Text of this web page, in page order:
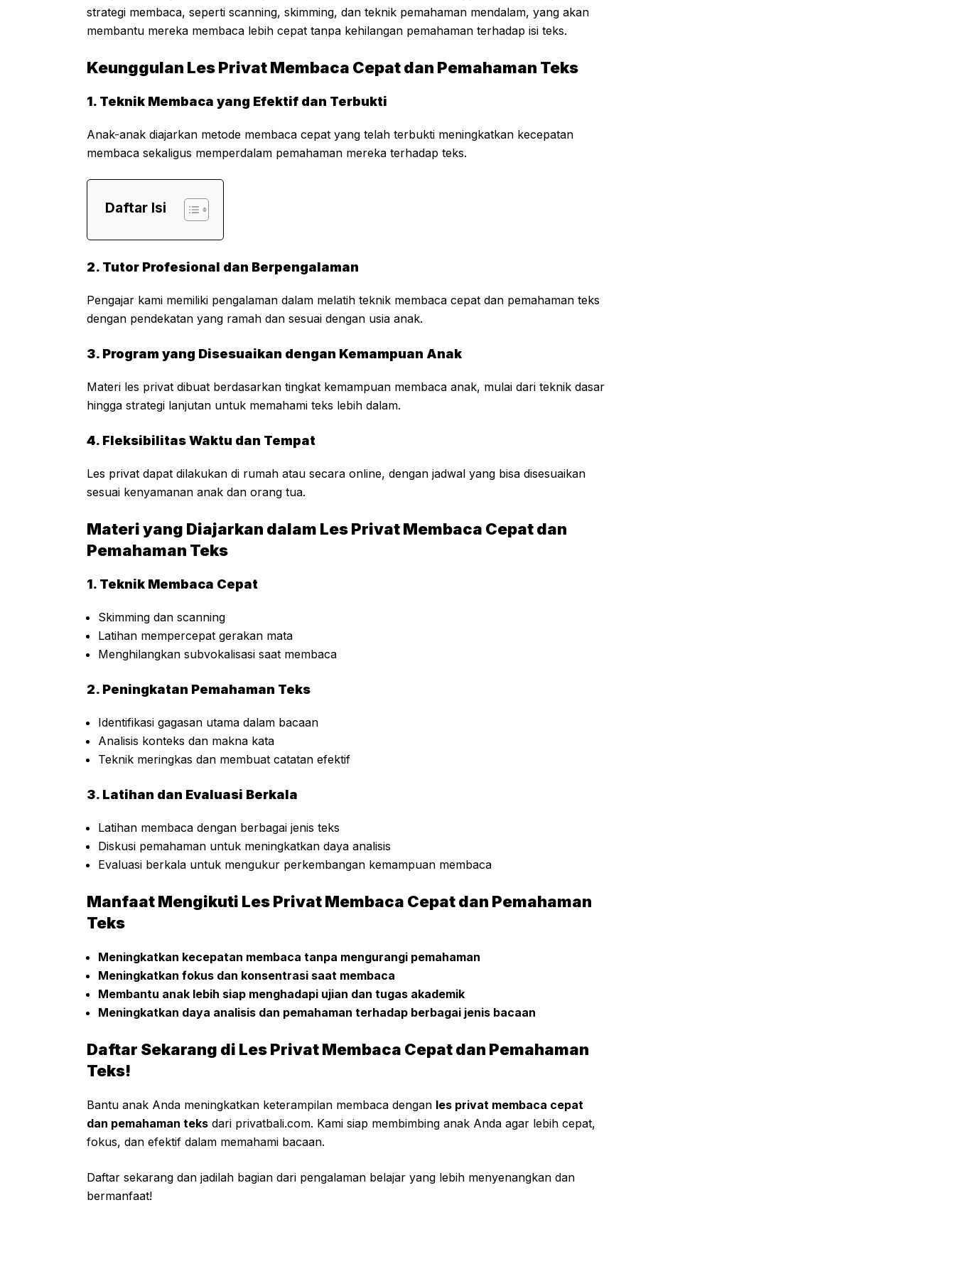
strategi membaca, seperti scanning, skimming, dan teknik pemahaman mendalam, yang akan
membantu mereka membaca lebih cepat tanpa kehilangan pemahaman terhadap isi teks.
Keunggulan Les Privat Membaca Cepat dan Pemahaman Teks
1. Teknik Membaca yang Efektif dan Terbukti
Anak-anak diajarkan metode membaca cepat yang telah terbukti meningkatkan kecepatan
membaca sekaligus memperdalam pemahaman mereka terhadap teks.
Daftar Isi
2. Tutor Profesional dan Berpengalaman
Pengajar kami memiliki pengalaman dalam melatih teknik membaca cepat dan pemahaman teks
dengan pendekatan yang ramah dan sesuai dengan usia anak.
3. Program yang Disesuaikan dengan Kemampuan Anak
Materi les privat dibuat berdasarkan tingkat kemampuan membaca anak, mulai dari teknik dasar
hingga strategi lanjutan untuk memahami teks lebih dalam.
4. Fleksibilitas Waktu dan Tempat
Les privat dapat dilakukan di rumah atau secara online, dengan jadwal yang bisa disesuaikan
sesuai kenyamanan anak dan orang tua.
Materi yang Diajarkan dalam Les Privat Membaca Cepat dan
Pemahaman Teks
1. Teknik Membaca Cepat
Skimming dan scanning
Latihan mempercepat gerakan mata
Menghilangkan subvokalisasi saat membaca
2. Peningkatan Pemahaman Teks
Identifikasi gagasan utama dalam bacaan
Analisis konteks dan makna kata
Teknik meringkas dan membuat catatan efektif
3. Latihan dan Evaluasi Berkala
Latihan membaca dengan berbagai jenis teks
Diskusi pemahaman untuk meningkatkan daya analisis
Evaluasi berkala untuk mengukur perkembangan kemampuan membaca
Manfaat Mengikuti Les Privat Membaca Cepat dan Pemahaman
Teks
Meningkatkan kecepatan membaca tanpa mengurangi pemahaman
Meningkatkan fokus dan konsentrasi saat membaca
Membantu anak lebih siap menghadapi ujian dan tugas akademik
Meningkatkan daya analisis dan pemahaman terhadap berbagai jenis bacaan
Daftar Sekarang di Les Privat Membaca Cepat dan Pemahaman
Teks!
Bantu anak Anda meningkatkan keterampilan membaca dengan les privat membaca cepat
dan pemahaman teks dari privatbali.com. Kami siap membimbing anak Anda agar lebih cepat,
fokus, dan efektif dalam memahami bacaan.
Daftar sekarang dan jadilah bagian dari pengalaman belajar yang lebih menyenangkan dan
bermanfaat!